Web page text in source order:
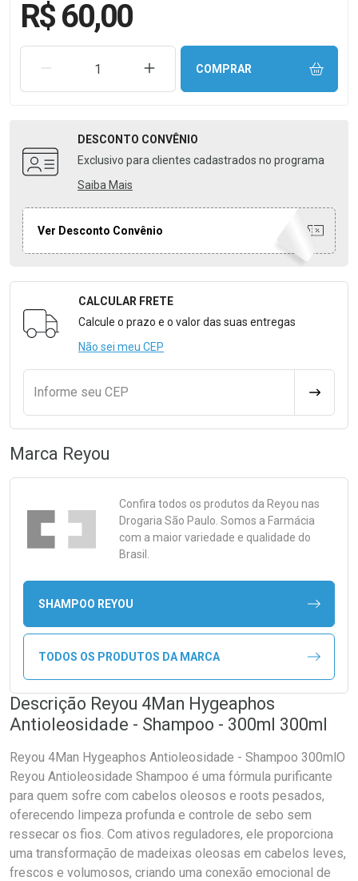
R$ 60,00
REMOVER UMA UNIDADEAUMENTAR UMA UNIDADE
COMPRAR
DESCONTO CONVÊNIO
Exclusivo para clientes cadastrados no programa
Saiba Mais
Ver Desconto Convênio
Formulário para Calcular o Frete
CALCULAR FRETE
Calcule o prazo e o valor das suas entregas
Não sei meu CEP
Informe seu CEP
Marca Reyou
Confira todos os produtos da Reyou nas
Drogaria São Paulo. Somos a Farmácia
com a maior variedade e qualidade do
Brasil.
SHAMPOO REYOU
TODOS OS PRODUTOS DA MARCA
Descrição Reyou 4Man Hygeaphos
Antioleosidade - Shampoo - 300ml 300ml
Reyou 4Man Hygeaphos Antioleosidade - Shampoo 300mlO
Reyou Antioleosidade Shampoo é uma fórmula purificante
para quem sofre com cabelos oleosos e roots pesados,
oferecendo limpeza profunda e controle de sebo sem
ressecar os fios. Com ativos reguladores, ele proporciona
uma transformação de madeixas oleosas em cabelos leves,
frescos e volumosos, criando uma conexão emocional de